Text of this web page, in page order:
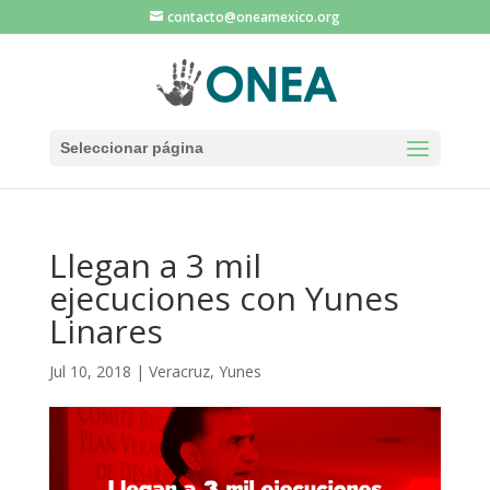
contacto@oneamexico.org
Seleccionar página
Llegan a 3 mil
ejecuciones con Yunes
Linares
Jul 10, 2018 | Veracruz, Yunes